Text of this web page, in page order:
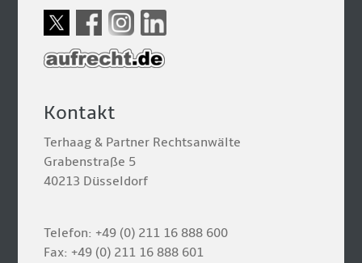
Kontakt
Terhaag & Partner Rechtsanwälte
Grabenstraße 5
40213 Düsseldorf
Telefon: +49 (0) 211 16 888 600
Fax: +49 (0) 211 16 888 601